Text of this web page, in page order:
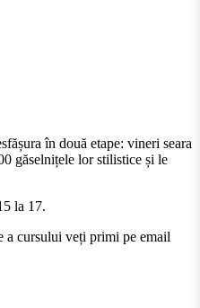
în două etape: vineri seara
găselnițele lor stilistice și le
la 17.
a cursului veți primi pe email